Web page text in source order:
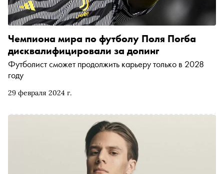
29 февраля 2024 г.
Чемпиона мира по футболу Поля Погба
дисквалифицировали за допинг
Футболист сможет продолжить карьеру только в 2028
году